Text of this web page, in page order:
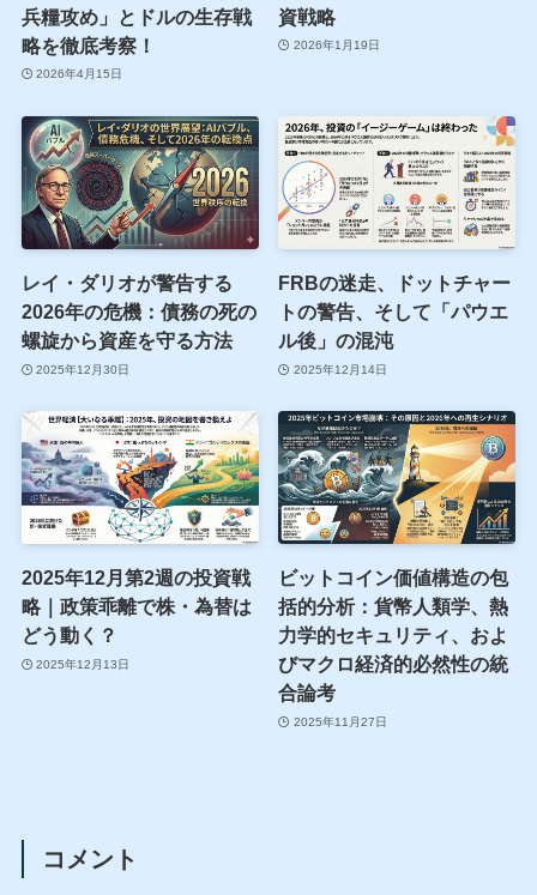
兵糧攻め」とドルの生存戦
略を徹底考察！
2026年4月15日
資戦略
2026年1月19日
レイ・ダリオが警告する
2026年の危機：債務の死の
螺旋から資産を守る方法
2025年12月30日
FRBの迷走、ドットチャー
トの警告、そして「パウエ
ル後」の混沌
2025年12月14日
2025年12月第2週の投資戦
略｜政策乖離で株・為替は
どう動く？
2025年12月13日
ビットコイン価値構造の包
括的分析：貨幣人類学、熱
力学的セキュリティ、およ
びマクロ経済的必然性の統
合論考
2025年11月27日
コメント